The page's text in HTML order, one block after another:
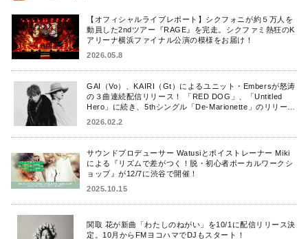
【オフィシャルライブレポート】シクフォニが約５万人を
動員した2ndツアー『RAGE』を完走。シクファミ熱狂のK
アリーナ横浜ファイナル公演の模様をお届け！
2026.05.8
GAI（Vo）、KAIRI（Gt）によるユニット・Embersが怒涛
の３曲連続配信リリース！ 「RED DOG」、「Untitled
Hero」に続き、5thシングル「De-Marionette」のリリース
2026.02.2
サウンドプロデューサー Watusiとボイストレーナー Miki
による『リズムで差がつく！脱・初心者ボーカルワークシ
ョップ』が12/7に渋谷で開催！
2025.10.15
関取 花が新曲「わたしのねがい」を10/1に配信リリース決
定。10月からFMヨコハマでDJもスタート！